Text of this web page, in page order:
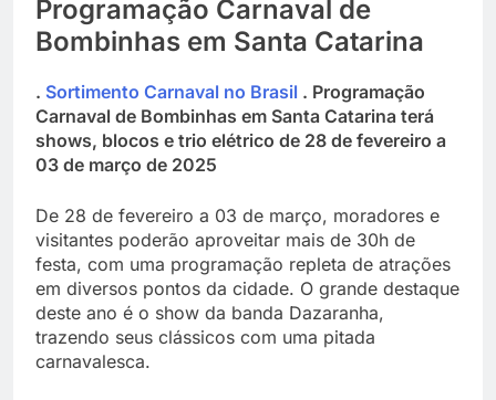
Programação Carnaval de
Bombinhas em Santa Catarina
. Sortimento Carnaval no Brasil . Programação
Carnaval de Bombinhas em Santa Catarina terá
shows, blocos e trio elétrico de 28 de fevereiro a
03 de março de 2025
De 28 de fevereiro a 03 de março, moradores e
visitantes poderão aproveitar mais de 30h de
festa, com uma programação repleta de atrações
em diversos pontos da cidade. O grande destaque
deste ano é o show da banda Dazaranha,
trazendo seus clássicos com uma pitada
carnavalesca.